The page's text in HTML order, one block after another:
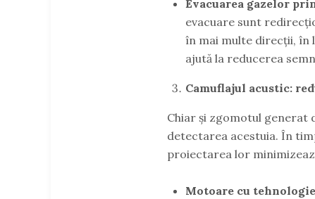
Evacuarea gazelor
evacuare sunt
în mai multe direcții, în
ajută la reducerea
Camuflajul acustic:
Chiar și zgomotul generat
detectarea acestuia. În
proiectarea lor
Motoare cu